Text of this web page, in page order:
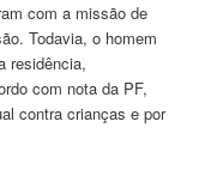
com a missão de
Todavia, o homem
residência,
com nota da PF,
contra crianças e por